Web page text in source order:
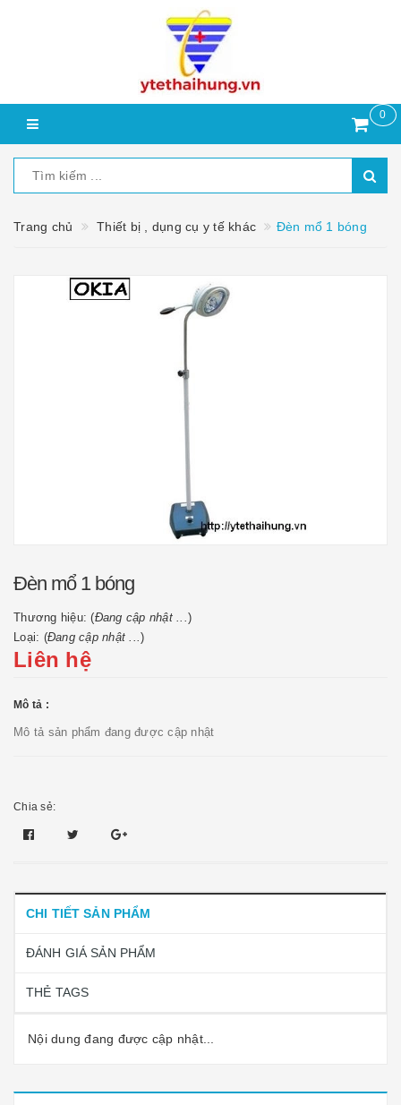
0
Trang chủ Thiết bị , dụng cụ y tế khác Đèn mổ 1 bóng
Đèn mổ 1 bóng
Thương hiệu: (Đang cập nhật ...)
Loại: (Đang cập nhật ...)
Liên hệ
Mô tả :
Mô tả sản phẩm đang được cập nhật
Chia sẻ:
CHI TIẾT SẢN PHẨM
ĐÁNH GIÁ SẢN PHẨM
THẺ TAGS
Nội dung đang được cập nhật...